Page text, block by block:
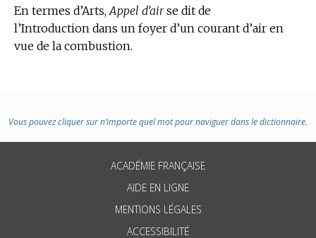
En termes d’Arts, Appel d’airse dit de
l’Introduction dans un foyer d’un courant d’air en
vue de la combustion.
Vous pouvez cliquer sur n’importe quel mot pour naviguer dans le dictionnaire.
ACADÉMIE FRANÇAISE
AIDE EN LIGNE
MENTIONS LÉGALES
ACCESSIBILITÉ